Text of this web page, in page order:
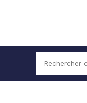
h-1B PVDF/FPM